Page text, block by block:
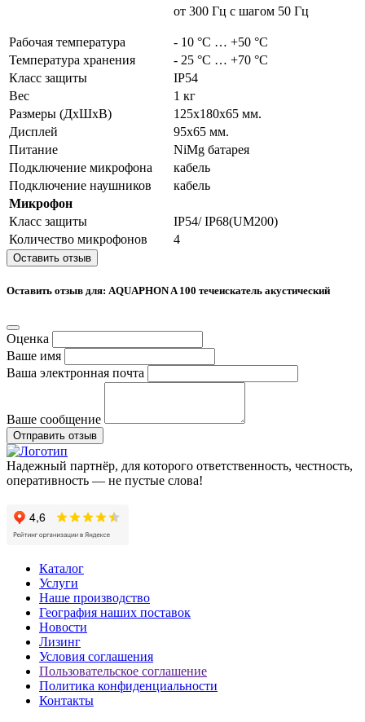
от 300 Гц с шагом 50 Гц
Рабочая температура
- 10 °C … +50 °C
Температура хранения
- 25 °C … +70 °C
Класс защиты
IP54
Вес
1 кг
Размеры (ДхШхВ)
125x180x65 мм.
Дисплей
95х65 мм.
Питание
NiMg батарея
Подключение микрофона
кабель
Подключение наушников
кабель
Микрофон
Класс защиты
IP54/ IP68(UM200)
Количество микрофонов
4
Оставить отзыв
Оставить отзыв для: AQUAPHON A 100 течеискатель акустический
Оценка
Ваше имя
Ваша электронная почта
Ваше сообщение
Отправить отзыв
Надежный партнёр, для которого ответственность, честность,
оперативность — не пустые слова!
Каталог
Услуги
Наше производство
География наших поставок
Новости
Лизинг
Условия соглашения
Пользовательское соглашение
Политика конфиденциальности
Контакты